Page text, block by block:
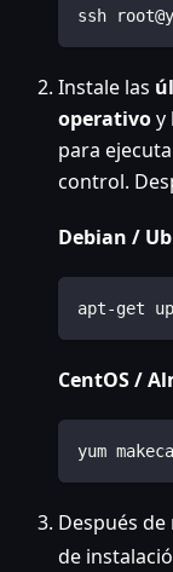
ssh
Instale las
operativoy
para
control.
Debian /
apt-get
CentOS /
yum
Después
de